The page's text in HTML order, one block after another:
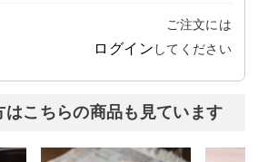
ご注文には
ログイン してください
はこちらの商品も見ています